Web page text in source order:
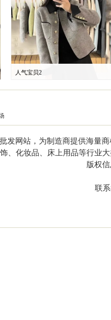
人气宝贝2
发网站，为制造商提供海量
饰、化妆品、床上用品等行业
版权信
联